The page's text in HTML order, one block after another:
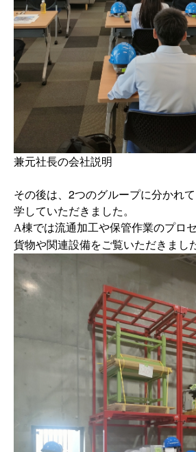
兼元社長の会社説明
その後は、 2つのグループに分かれ
学していただきました。
A棟では流通加工や保管作業のプロセ
貨物や関連設備をご覧いただきまし